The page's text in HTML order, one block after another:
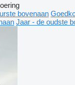
bovenaan
Jaar - de oudste